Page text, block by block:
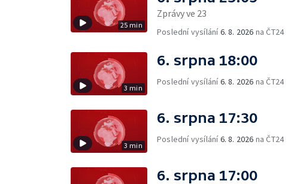
25 min
Zprávy ve 23
Poslední vysílání6. 8. 2026 na ČT24
3 min
6. srpna 18:00
Poslední vysílání6. 8. 2026 na ČT24
3 min
6. srpna 17:30
Poslední vysílání6. 8. 2026 na ČT24
6. srpna 17:00